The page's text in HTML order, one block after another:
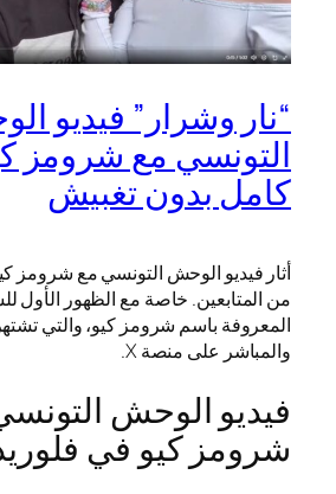
“نار وشرار” فيديو
كامل بدون تغبيش
أثار فيديو الوحش التونسي مع شرومز
من المتابعين. خاصة مع الظهور الأول
المعروفة باسم شرومز كيو، والتي
والمباشر على منصة X.
فيديو الوحش
شرومز كيو في